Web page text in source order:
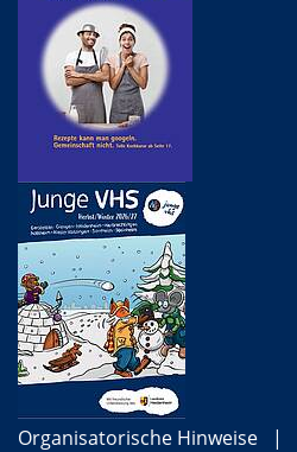
Organisatorische Hinweise